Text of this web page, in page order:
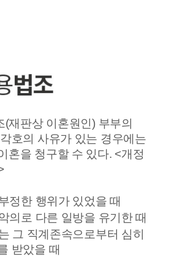
(재판상 이혼원인) 부부의
호의 사유가 있는 경우에는
혼을 청구할 수 있다. <개정
정한 행위가 있었을 때
의로 다른 일방을 유기한 때
그 직계존속으로부터 심히
받았을 때